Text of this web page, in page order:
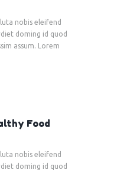
nobis eleifend
doming id quod
assum. Lorem
Food
nobis eleifend
doming id quod